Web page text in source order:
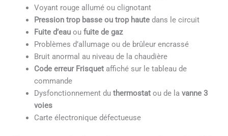
Voyant rouge allumé ou clignotant
Pression trop basse ou trop haute dans le circuit
Fuite d’eau oufuite de gaz
Problèmes d’allumage ou de brûleur encrassé
Bruit anormal au niveau de la chaudière
Code erreur Frisquet affiché sur le tableau de
commande
Dysfonctionnement duthermostat ou de lavanne 3
voies
Carte électronique défectueuse